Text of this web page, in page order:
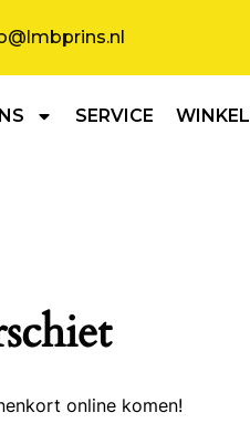
SERVICE WINKEL
online komen!